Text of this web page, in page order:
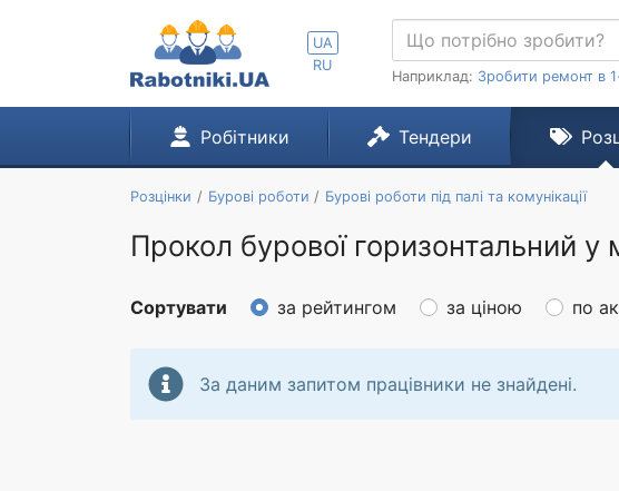
UA
RU
Наприклад: Зробити ремонт в
Робітники Тендери
Розцінки Бурові роботи Бурові роботи під палі та комунікації
Прокол бурової горизонтальний
Сортувати за рейтингом за ціною по
За даним запитом працівники не знайдені.